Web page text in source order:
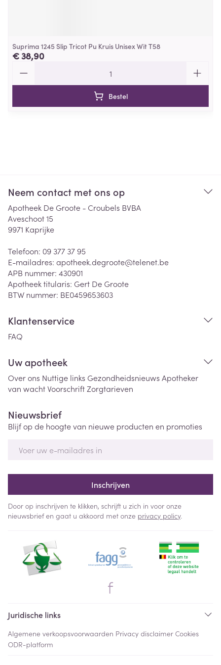
Suprima 1245 Slip Tricot Pu Kruis Unisex Wit T58
€ 38,90
Bestel
Neem contact met ons op
Apotheek De Groote - Croubels BVBA
Aveschoot 15
9971 Kaprijke
Telefoon: 09 377 37 95
E-mailadres: apotheek.degroote@telenet.be
APB nummer: 430901
Apotheek titularis: Gert De Groote
BTW nummer: BE0459653603
Klantenservice
FAQ
Uw apotheek
Over ons Nuttige links Gezondheidsnieuws Apotheker
van wachtVoorschriftZorgtarieven
Nieuwsbrief
Blijf op de hoogte van nieuwe producten en promoties
Inschrijven
Door op inschrijven te klikken, schrijft u zich in voor onze
nieuwsbrief en gaat u akkoord met onze privacy policy.
Juridische links
Algemene verkoopsvoorwaarden Privacy disclaimer Cookies
ODR-platform